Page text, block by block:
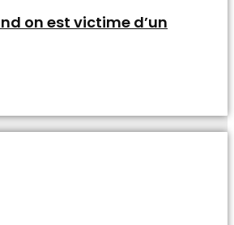
on est victime d’un